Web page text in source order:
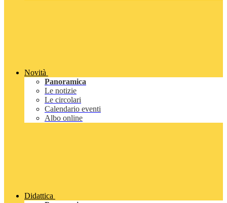
Novità
Panoramica
Le notizie
Le circolari
Calendario eventi
Albo online
Didattica